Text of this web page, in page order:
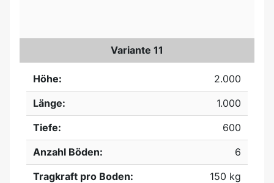
Variante 11
Höhe:
2.000
Länge:
1.000
Tiefe:
600
Anzahl Böden:
6
Tragkraft pro Boden:
150 kg